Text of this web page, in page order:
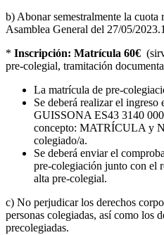
b) Abonar semestralmente la cuota
Asamblea General del 27/05/2023.1
* Inscripción: Matrícula 60€
pre-colegial, tramitación
La matrícula de pre-
Se deberá realizar el
GUISSONA ES43 3140
concepto: MATRÍCULA y
colegiado/a.
Se deberá enviar el
pre-colegiación junto con el
alta pre-colegial.
c) No perjudicar los derechos
personas colegiadas, así como los
precolegiadas.